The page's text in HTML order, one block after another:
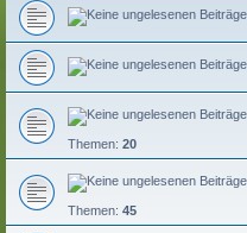
Themen: 20
Themen: 45